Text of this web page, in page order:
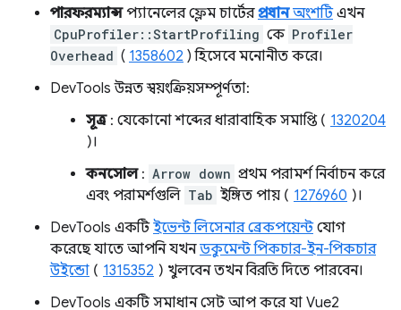
পারফরম্যান্সপ্যানেলের ফ্লেম চার্টেরপ্রধানঅংশটিএখন
CpuProfiler::StartProfiling কে Profiler
Overhead ( 1358602 ) হিসেবে মনোনীত করে।
DevTools উন্নত স্বয়ংক্রিয়সম্পূর্ণতা:
সূত্র: যেকোনো শব্দের ধারাবাহিক সমাপ্তি ( 1320204
)।
কনসোল: Arrow down প্রথম পরামর্শ নির্বাচন করে
এবং পরামর্শগুলি Tab ইঙ্গিত পায় ( 1276960 )।
DevTools একটিইভেন্ট লিসেনার ব্রেকপয়েন্টযোগ
করেছে যাতে আপনি যখনডকুমেন্ট পিকচার-ইন-পিকচার
উইন্ডো ( 1315352 ) খুলবেন তখন বিরতি দিতে পারবেন।
DevTools একটি সমাধান সেট আপ করে যা Vue2